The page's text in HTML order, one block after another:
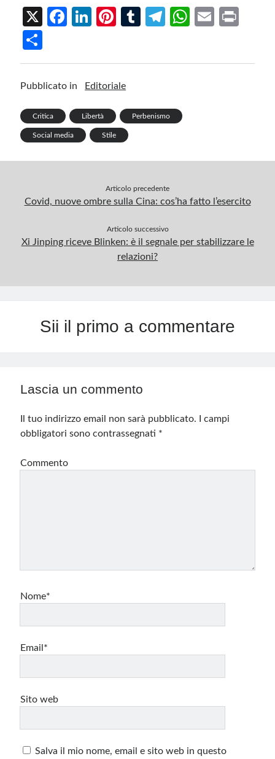
X
Fa
o
k
Li
n
Pi
t
T
Te
W
E
h
ar
Pubblicato in Editoriale
Critica Libertà Perbenismo
Social media Stile
Articolo precedente
Covid, nuove ombre sulla Cina: cos’ha fatto l’esercito
Articolo successivo
Xi Jinping riceve Blinken: è il segnale per stabilizzare le
relazioni?
Sii il primo a commentare
Lascia un commento
Il tuo indirizzo email non sarà pubblicato.
I campi
obbligatori sono contrassegnati *
Commento
Nome*
Email*
Sito web
Salva il mio nome, email e sito web in questo